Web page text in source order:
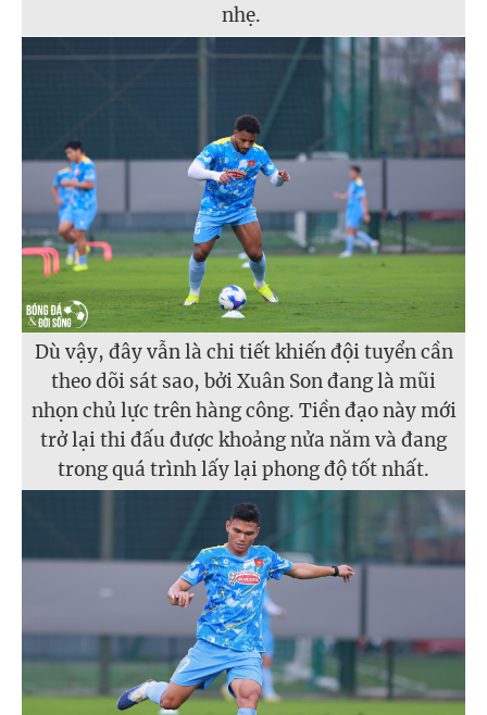
nhẹ.
Dù vậy, đây vẫn là chi tiết khiến đội tuyển cần
theo dõi sát sao, bởi Xuân Son đang là mũi
nhọn chủ lực trên hàng công. Tiền đạo này mới
trở lại thi đấu được khoảng nửa năm và đang
trong quá trình lấy lại phong độ tốt nhất.